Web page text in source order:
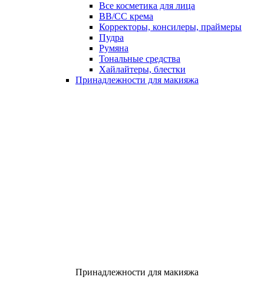
Все косметика для лица
ВВ/СС крема
Корректоры, консилеры, праймеры
Пудра
Румяна
Тональные средства
Хайлайтеры, блестки
Принадлежности для макияжа
Принадлежности для макияжа